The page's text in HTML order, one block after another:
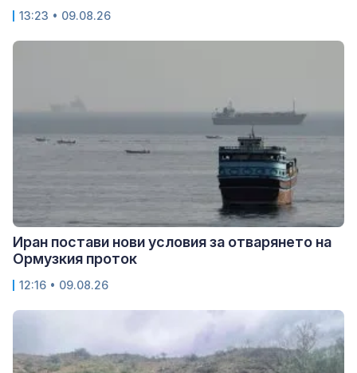
13:23 • 09.08.26
Иран постави нови условия за отварянето на
Ормузкия проток
12:16 • 09.08.26